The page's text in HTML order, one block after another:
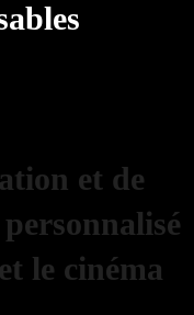
et de
le cinéma